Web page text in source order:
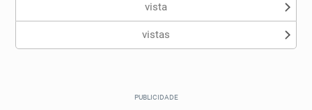
vista
vistas